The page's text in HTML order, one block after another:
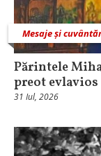
Mesaje și
Părintele
preot
31 Iul, 2026